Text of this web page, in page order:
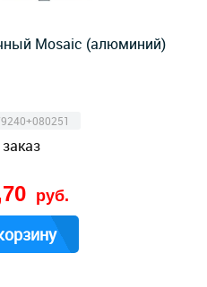
Mosaic (алюминий)
руб.